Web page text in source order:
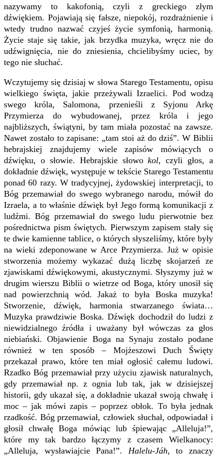
nazywamy to kakofonią, czyli z greckiego złym
dźwiękiem. Pojawiają się fałsze, niepokój, rozdrażnienie i
wtedy trudno nazwać czyjeś życie symfonią, harmonią.
Życie staje się takie, jak brzydka muzyka, wręcz nie do
udźwignięcia, nie do zniesienia, chcielibyśmy uciec, by
tego nie słuchać.
Wczytujemy się dzisiaj w słowa Starego Testamentu, opisu
wielkiego święta, jakie przeżywali Izraelici. Pod wodzą
swego króla, Salomona, przenieśli z Syjonu Arkę
Przymierza do wybudowanej, przez króla i jego
najbliższych, świątyni, by tam miała pozostać na zawsze.
Nawet zostało to zapisane: „tam stoi aż do dziś”. W Biblii
hebrajskiej znajdujemy wiele zapisów mówiących o
dźwięku, o słowie. Hebrajskie słowokol, czyli głos, a
dokładnie dźwięk, występuje w tekście Starego Testamentu
ponad 60 razy. W tradycyjnej, żydowskiej interpretacji, to
Bóg przemawiał do swego wybranego narodu, mówił do
Izraela, a to właśnie dźwięk był Jego formą komunikacji z
ludźmi. Bóg przemawiał do swego ludu pierwotnie bez
pośrednictwa pism świętych. Pierwszym zapisem stały się
te dwie kamienne tablice, o których słyszeliśmy, które były
na wieki zdeponowane w Arce Przymierza. Już w opisie
stworzenia możemy wykazać dużą liczbę skojarzeń ze
zjawiskami dźwiękowymi, akustycznymi. Słyszymy już w
drugim wierszu Biblii o wietrze od Boga, który unosił się
nad powierzchnią wód. Jakaż to była Boska muzyka!
Stworzenie, dźwięk, harmonia stwarzanego świata…
Muzyka prawdziwie Boska. Dźwięk dochodził do ludzi z
niewidzialnego źródła i uważany był wówczas za głos
niebiański. Objawienie Boga na Synaju zostało podane
również w ten sposób – Mojżeszowi Duch Święty
przekazał prawo, które ten miał ogłosić całemu ludowi.
Rzadko Bóg przemawiał przy użyciu zjawisk naturalnych,
gdy przemawiał np. z ognia lub tak, jak w dzisiejszej
historii, gdy ukazał się, a dokładnie ukazał swoją chwałę i
moc – jak mówi zapis – poprzez obłok. To była jednak
rzadkość. Bóg przemawiał, człowiek słuchał, odpowiadał i
głosił chwałę Boga mówiąc lub śpiewając „Alleluja!”,
które my tak bardzo łączymy z czasem Wielkanocy:
„Alleluja, wysławiajcie Pana!”. Halelu-Jáh, to znaczy